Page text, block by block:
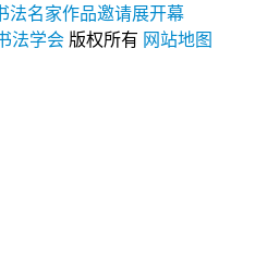
法名家作品邀请展开幕
法学会 版权所有 网站地图